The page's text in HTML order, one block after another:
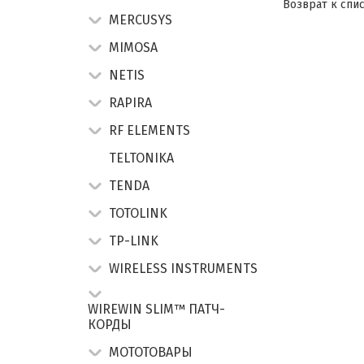
Возврат к
MERCUSYS
MIMOSA
NETIS
RAPIRA
RF ELEMENTS
TELTONIKA
TENDA
TOTOLINK
TP-LINK
WIRELESS INSTRUMENTS
WIREWIN SLIM™ ПАТЧ-
КОРДЫ
МОТОТОВАРЫ